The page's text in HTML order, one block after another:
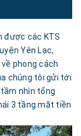
được các KTS
Yên Lạc,
phong cách
chúng tôi gửi tới
nhìn tổng
3 tầng mặt tiền